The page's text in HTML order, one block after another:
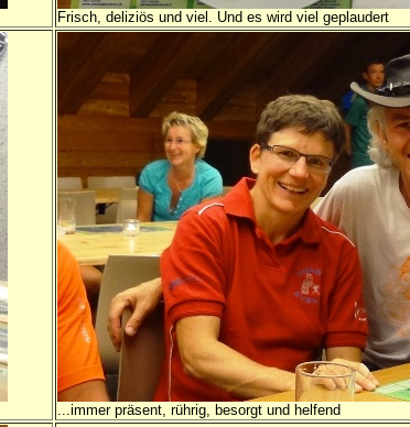
Frisch, deliziös und viel. Und es wird viel geplaudert
...immer präsent, rührig, besorgt und helfend